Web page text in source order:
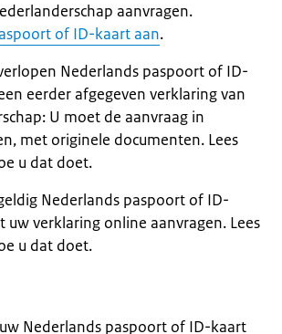
aanvragen.
of ID-kaart aan.
Nederlands paspoort of ID-
eerder afgegeven verklaring van
U moet de aanvraag in
met originele documenten. Lees
u dat doet.
Nederlands paspoort of ID-
uw verklaring online aanvragen. Lees
u dat doet.
Nederlands paspoort of ID-kaart